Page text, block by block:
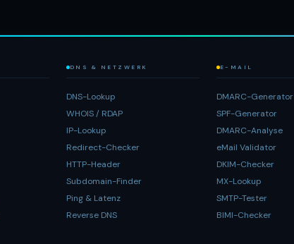
DNS & NETZWERK
DNS-Lookup
WHOIS / RDAP
IP-Lookup
Redirect-Checker
HTTP-Header
Subdomain-Finder
Ping & Latenz
Reverse DNS
E-MAIL
DMARC-Generator
SPF-Generator
DMARC-Analyse
eMail Validator
DKIM-Checker
MX-Lookup
SMTP-Tester
BIMI-Checker